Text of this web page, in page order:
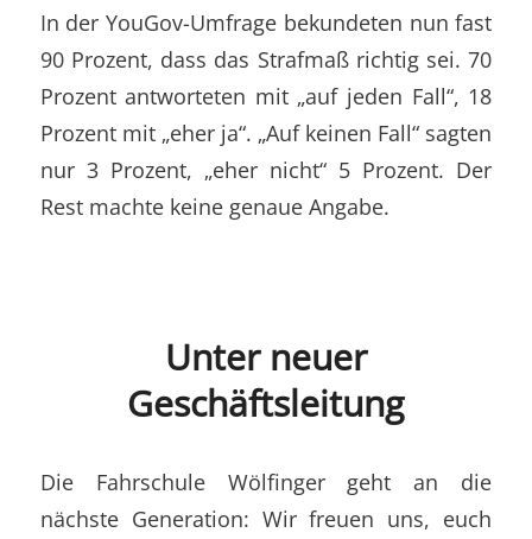
In der YouGov-Umfrage bekundeten nun fast
90 Prozent, dass das Strafmaß richtig sei. 70
Prozent antworteten mit „auf jeden Fall“, 18
Prozent mit „eher ja“. „Auf keinen Fall“ sagten
nur 3 Prozent, „eher nicht“ 5 Prozent. Der
Rest machte keine genaue Angabe.
Unter neuer
Geschäftsleitung
Die Fahrschule Wölfinger geht an die
nächste Generation: Wir freuen uns, euch